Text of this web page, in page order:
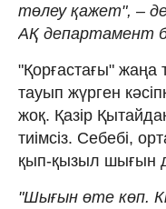
төлеу қажет", –
АҚ департамент
"Қорғастағы" жаңа
тауып жүрген
жоқ. Қазір
тиімсіз. Себебі,
қып-қызыл шығын
"Шығын өте көп.